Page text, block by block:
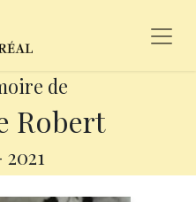
de
Robert
2021